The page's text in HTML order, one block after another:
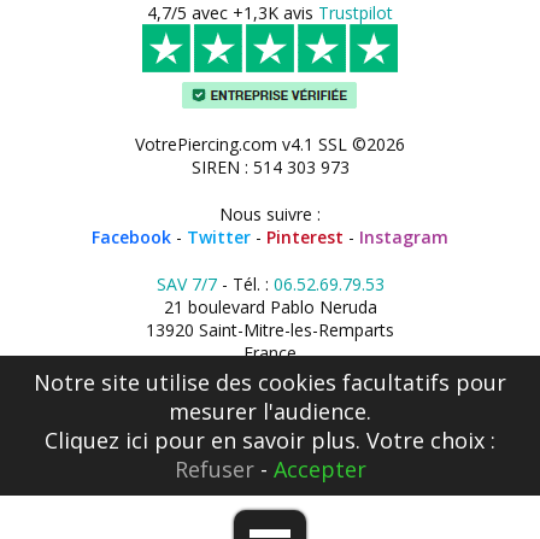
4,7/5 avec +1,3K avis Trustpilot
VotrePiercing.com v4.1 SSL ©2026
SIREN : 514 303 973
Nous suivre :
Facebook - Twitter - Pinterest - Instagram
SAV 7/7- Tél. : 06.52.69.79.53
21 boulevard Pablo Neruda
13920 Saint-Mitre-les-Remparts
France
Notre site utilise des cookies facultatifs pour
mesurer l'audience.
Cliquez ici pour en savoir plus. Votre choix :
Refuser- Accepter